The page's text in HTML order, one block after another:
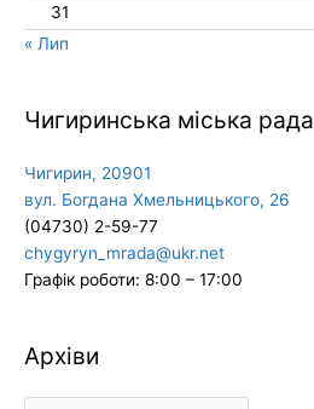
31
« Лип
Чигиринська міська рада
Чигирин, 20901
вул. Богдана Хмельницького, 26
(04730) 2-59-77
chygyryn_mrada@ukr.net
Графік роботи: 8:00 – 17:00
Архіви
Архіви